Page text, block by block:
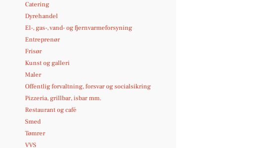
Catering
Dyrehandel
El-, gas-, vand- og fjernvarmeforsyning
Entreprenør
Frisør
Kunst og galleri
Maler
Offentlig forvaltning, forsvar og socialsikring
Pizzeria, grillbar, isbar mm.
Restaurant og café
Smed
Tømrer
VVS